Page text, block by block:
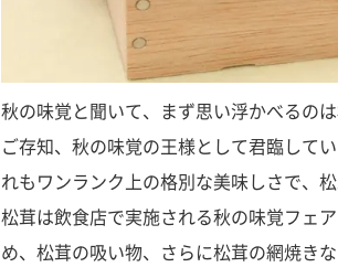
秋の味覚と聞いて、まず思い浮かべるの
ご存知、秋の味覚の王様として君臨して
れもワンランク上の格別な美味しさで、
松茸は飲食店で実施される秋の味覚フェ
め、松茸の吸い物、さらに松茸の網焼き